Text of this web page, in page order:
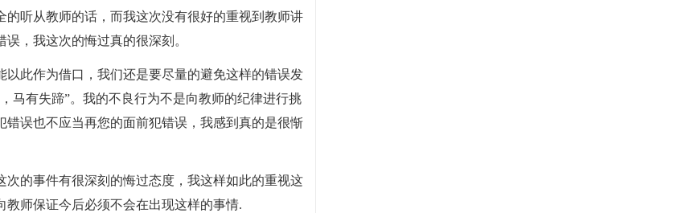
听从教师的话，而我这次没有很好的重视到教师讲
，我这次的悔过真的很深刻。
此作为借口，我们还是要尽量的避免这样的错误发
马有失蹄”。我的不良行为不是向教师的纪律进行挑
误也不应当再您的面前犯错误，我感到真的是很惭
的事件有很深刻的悔过态度，我这样如此的重视这
师保证今后必须不会在出现这样的事情.